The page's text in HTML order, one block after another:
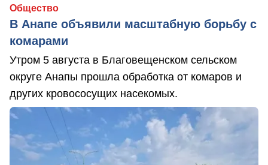
Общество
В Анапе объявили масштабную борьбу с
комарами
Утром 5 августа в Благовещенском сельском
округе Анапы прошла обработка от комаров и
других кровососущих насекомых.